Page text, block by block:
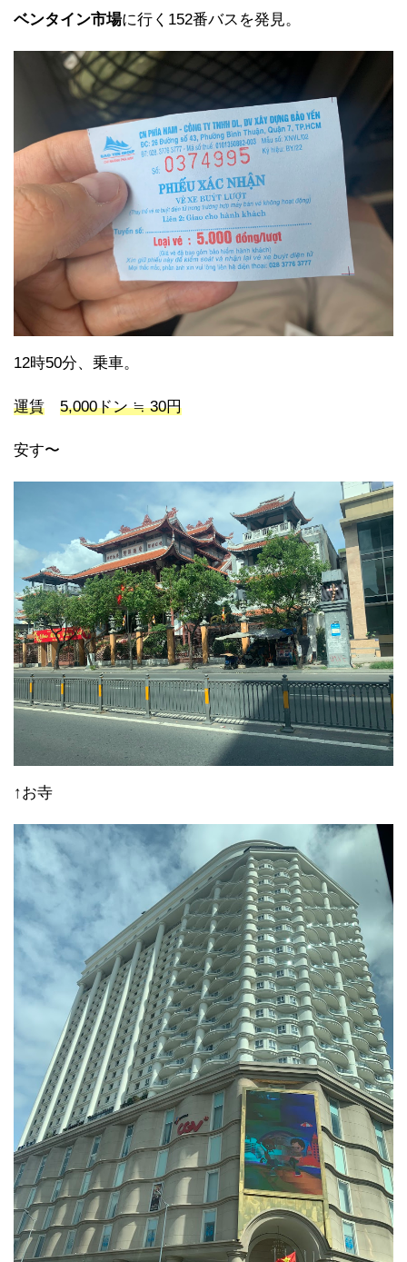
ベンタイン市場に行く152番バスを発見。
12時50分、乗車。
運賃 5,000ドン ≒ 30円
安す〜
↑お寺